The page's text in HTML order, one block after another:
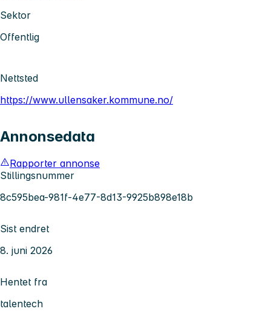
Sektor
Offentlig
Nettsted
https://www.ullensaker.kommune.no/
Annonsedata
Rapporter annonse
Stillingsnummer
8c595bea-981f-4e77-8d13-9925b898e18b
Sist endret
8. juni 2026
Hentet fra
talentech